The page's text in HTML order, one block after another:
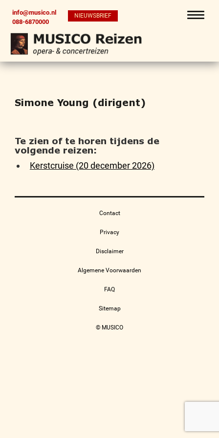
info@musico.nl
088-6870000
NIEUWSBRIEF
Simone Young (dirigent)
Te zien of te horen tijdens de
volgende reizen:
Kerstcruise (20 december 2026)
Contact
Privacy
Disclaimer
Algemene Voorwaarden
FAQ
Sitemap
© MUSICO